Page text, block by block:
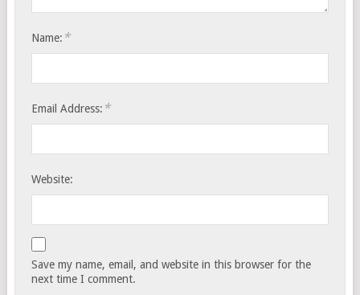
Name: *
Email Address: *
Website:
Save my name, email, and website in this browser for the
next time I comment.